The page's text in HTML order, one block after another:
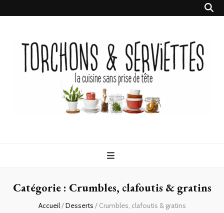
Serviettes
Catégorie : Crumbles, clafoutis & gratins
Accueil/Desserts / Crumbles, clafoutis & gratins